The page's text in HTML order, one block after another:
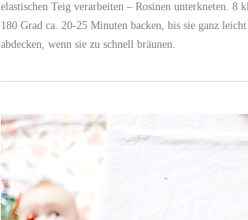
elastischen Teig verarbeiten – Rosinen unterkneten.
180 Grad ca. 20-25 Minuten backen, bis sie ganz
abdecken, wenn sie zu schnell bräunen.